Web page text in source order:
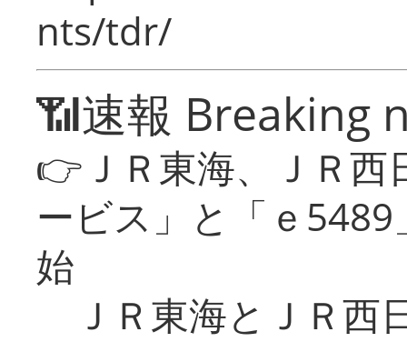
nts/tdr/
📶速報 Breaking
👉ＪＲ東海、ＪＲ
ービス」と「ｅ
始
ＪＲ東海とＪＲ西